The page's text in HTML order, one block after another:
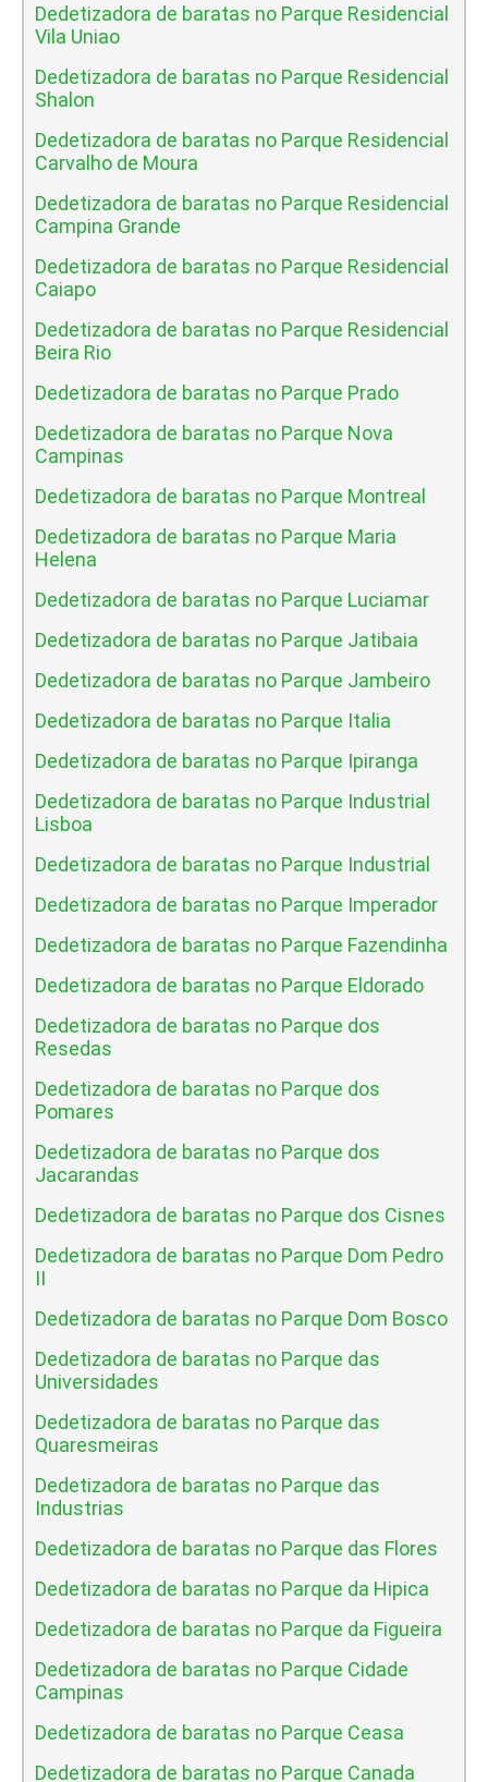
Dedetizadora de baratas no Parque Residencial
Vila Uniao
Dedetizadora de baratas no Parque Residencial
Shalon
Dedetizadora de baratas no Parque Residencial
Carvalho de Moura
Dedetizadora de baratas no Parque Residencial
Campina Grande
Dedetizadora de baratas no Parque Residencial
Caiapo
Dedetizadora de baratas no Parque Residencial
Beira Rio
Dedetizadora de baratas no Parque Prado
Dedetizadora de baratas no Parque Nova
Campinas
Dedetizadora de baratas no Parque Montreal
Dedetizadora de baratas no Parque Maria
Helena
Dedetizadora de baratas no Parque Luciamar
Dedetizadora de baratas no Parque Jatibaia
Dedetizadora de baratas no Parque Jambeiro
Dedetizadora de baratas no Parque Italia
Dedetizadora de baratas no Parque Ipiranga
Dedetizadora de baratas no Parque Industrial
Lisboa
Dedetizadora de baratas no Parque Industrial
Dedetizadora de baratas no Parque Imperador
Dedetizadora de baratas no Parque Fazendinha
Dedetizadora de baratas no Parque Eldorado
Dedetizadora de baratas no Parque dos
Resedas
Dedetizadora de baratas no Parque dos
Pomares
Dedetizadora de baratas no Parque dos
Jacarandas
Dedetizadora de baratas no Parque dos Cisnes
Dedetizadora de baratas no Parque Dom Pedro
II
Dedetizadora de baratas no Parque Dom Bosco
Dedetizadora de baratas no Parque das
Universidades
Dedetizadora de baratas no Parque das
Quaresmeiras
Dedetizadora de baratas no Parque das
Industrias
Dedetizadora de baratas no Parque das Flores
Dedetizadora de baratas no Parque da Hipica
Dedetizadora de baratas no Parque da Figueira
Dedetizadora de baratas no Parque Cidade
Campinas
Dedetizadora de baratas no Parque Ceasa
Dedetizadora de baratas no Parque Canada